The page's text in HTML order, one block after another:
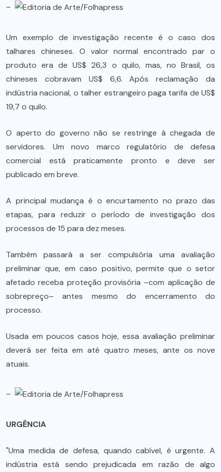
–
Um exemplo de investigação recente é o caso dos
talhares chineses. O valor normal encontrado par o
produto era de US$ 26,3 o quilo, mas, no Brasil, os
chineses cobravam US$ 6,6. Após reclamação da
indústria nacional, o talher estrangeiro paga tarifa de US$
19,7 o quilo.
O aperto do governo não se restringe à chegada de
servidores. Um novo marco regulatório de defesa
comercial está praticamente pronto e deve ser
publicado em breve.
A principal mudança é o encurtamento no prazo das
etapas, para reduzir o período de investigação dos
processos de 15 para dez meses.
Também passará a ser compulsória uma avaliação
preliminar que, em caso positivo, permite que o setor
afetado receba proteção provisória –com aplicação de
sobrepreço– antes mesmo do encerramento do
processo.
Usada em poucos casos hoje, essa avaliação preliminar
deverá ser feita em até quatro meses, ante os nove
atuais.
–
URGÊNCIA
"Uma medida de defesa, quando cabível, é urgente. A
indústria está sendo prejudicada em razão de algo